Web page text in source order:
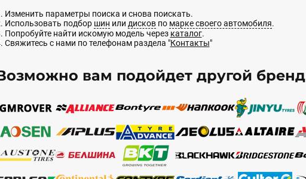
Изменить параметры поиска и снова поискать.
Использовать подбор шин или дисковпо марке своего автомобиля.
Попробуйте найти искомую модель через каталог.
Свяжитесь с нами по телефонам раздела "Контакты"
вам подойдет другой бренд